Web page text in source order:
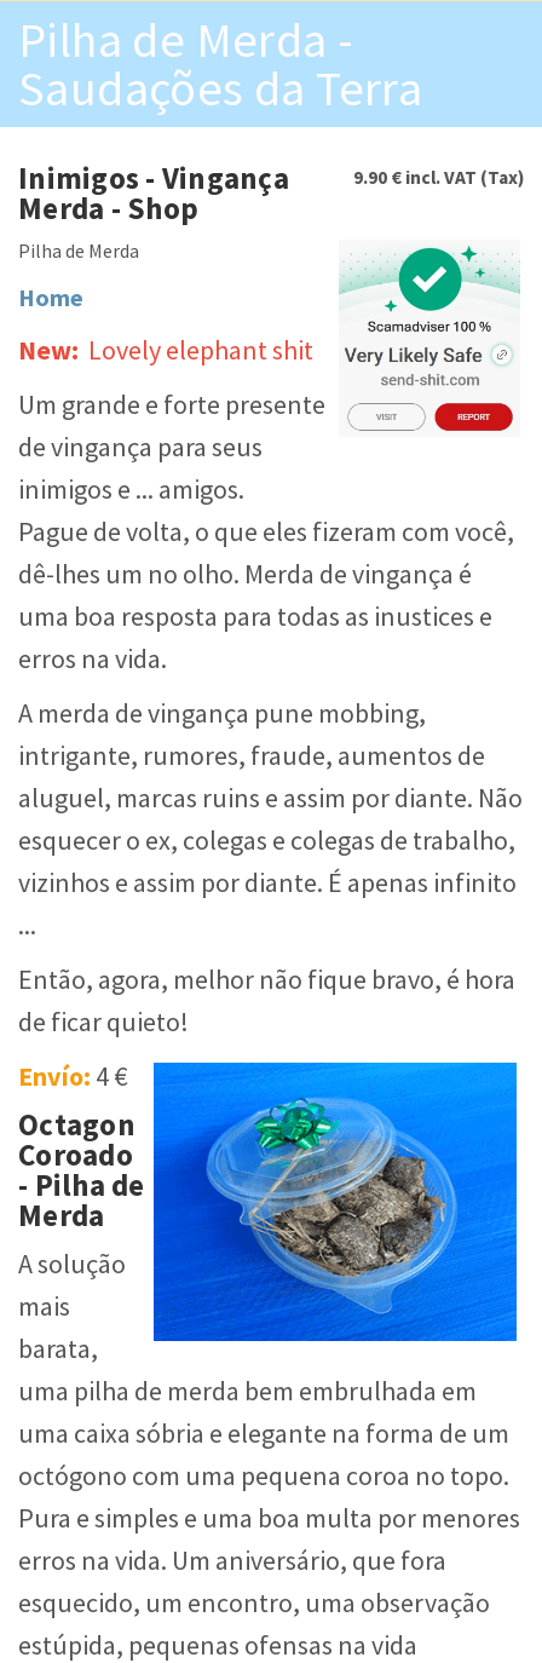
Pilha de Merda -
Saudações da Terra
9.90 € incl. VAT (Tax)
Inimigos - Vingança
Merda - Shop
Pilha de Merda
Home
New: Lovely elephant shit
Um grande e forte presente
de vingança para seus
inimigos e ... amigos.
Pague de volta, o que eles fizeram com você,
dê-lhes um no olho. Merda de vingança é
uma boa resposta para todas as inustices e
erros na vida.
A merda de vingança pune mobbing,
intrigante, rumores, fraude, aumentos de
aluguel, marcas ruins e assim por diante. Não
esquecer o ex, colegas e colegas de trabalho,
vizinhos e assim por diante. É apenas infinito
...
Então, agora, melhor não fique bravo, é hora
de ficar quieto!
Envío: 4 €
Octagon
Coroado
- Pilha de
Merda
A solução
mais
barata,
uma pilha de merda bem embrulhada em
uma caixa sóbria e elegante na forma de um
octógono com uma pequena coroa no topo.
Pura e simples e uma boa multa por menores
erros na vida. Um aniversário, que fora
esquecido, um encontro, uma observação
estúpida, pequenas ofensas na vida